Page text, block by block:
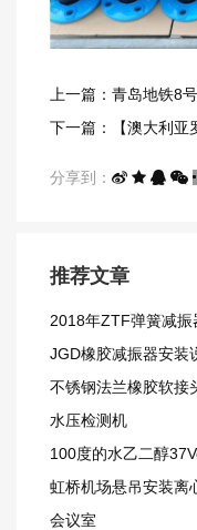
上一篇：青岛地铁8
下一篇：【澳大利亚
分享到：
推荐文章
2018年ZTF弹簧减振
JGD橡胶减振器安装
不锈钢法兰橡胶软接
水压检测机
100度的水乙二醇
虹桥机场悬吊安装离
会议室